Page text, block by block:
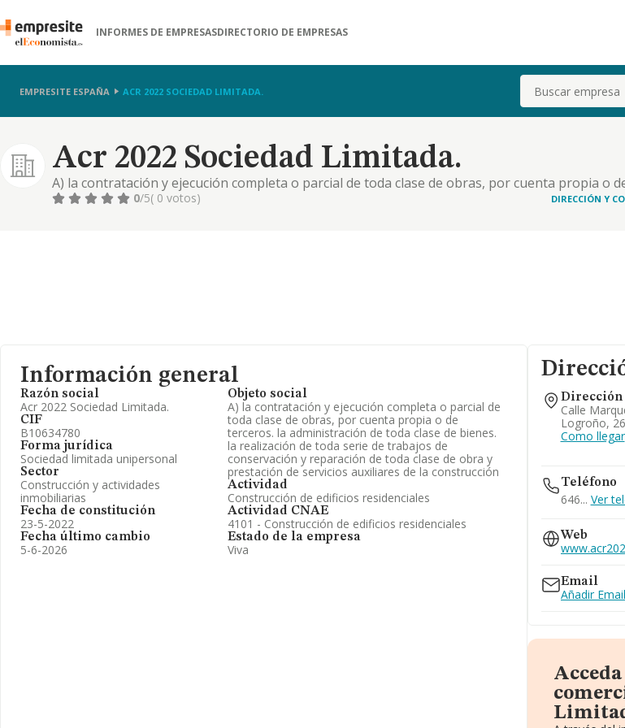
INFORMES DE EMPRESASDIRECTORIO DE EMPRESAS
EMPRESITE ESPAÑA ACR 2022 SOCIEDAD LIMITADA. Buscar
Acr 2022 Sociedad Limitada.
A) la contratación y ejecución completa o parcial de toda clase de obras, por cuenta propia o
terceros. la administración de toda clase de bienes. la realización de toda serie de trabajos de
0/5( 0 votos) DIRECCIÓN Y
Información general
Razón social
Acr 2022 Sociedad Limitada.
CIF
B10634780
Forma jurídica
Sociedad limitada unipersonal
Sector
Construcción y actividades
inmobiliarias
Fecha de constitución
23-5-2022
Fecha último cambio
5-6-2026
Objeto social
A) la contratación y ejecución completa o parcial de
toda clase de obras, por cuenta propia o de
terceros. la administración de toda clase de bienes.
la realización de toda serie de trabajos de
conservación y reparación de toda clase de obra y
prestación de servicios auxiliares de la construcción
Actividad
Construcción de edificios residenciales
Actividad CNAE
4101 - Construcción de edificios residenciales
Estado de la empresa
Viva
Dirección
Calle
Logroño,
Como llegar
Teléfono
646... Ver
Web
Email
Añadir Email